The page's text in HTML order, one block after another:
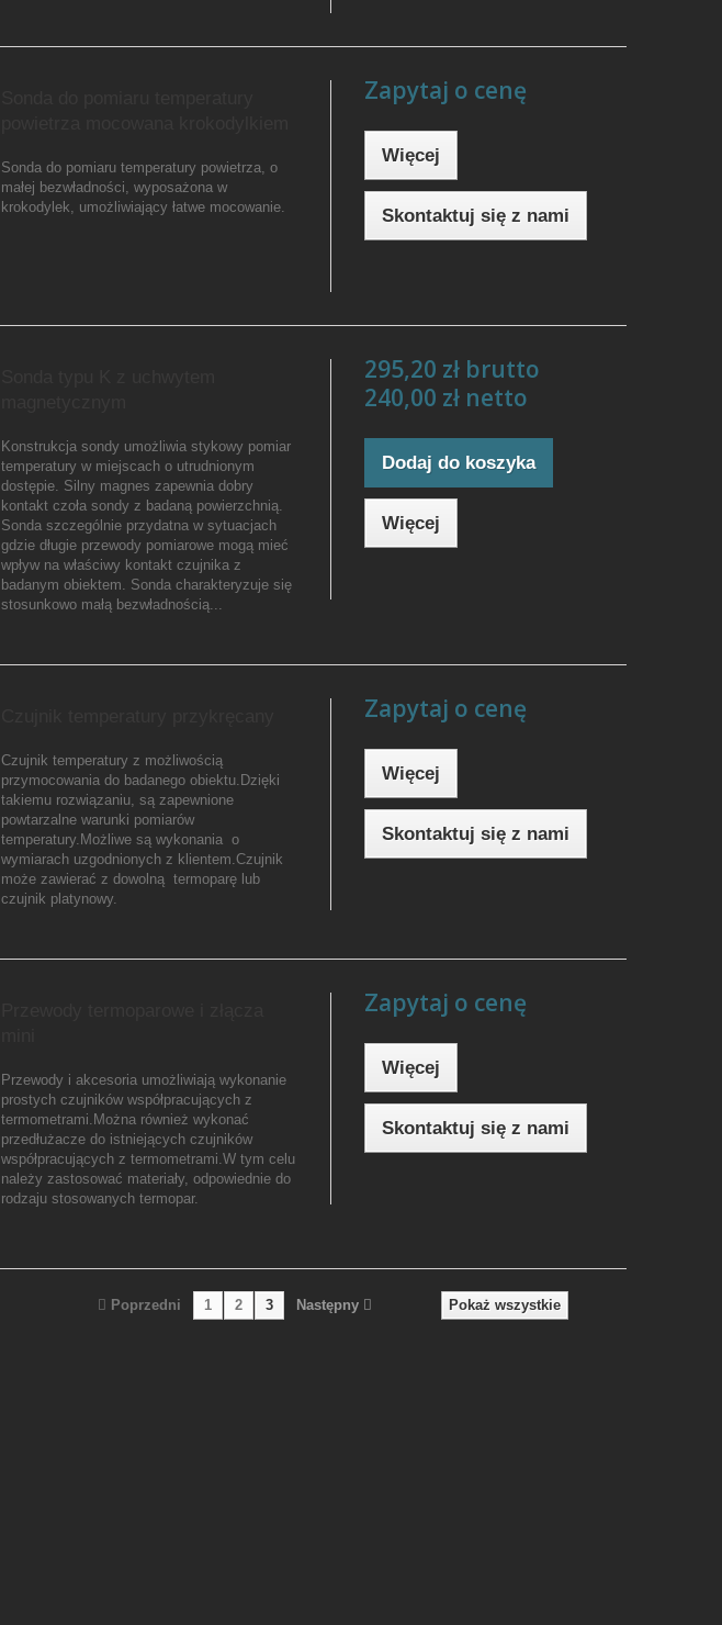
Sonda do pomiaru temperatury powietrza, o
małej bezwładności, wyposażona w
krokodylek, umożliwiający łatwe mocowanie.
Zapytaj o cenę
Więcej
Skontaktuj się z nami
Konstrukcja sondy umożliwia stykowy pomiar
temperatury w miejscach o utrudnionym
dostępie. Silny magnes zapewnia dobry
kontakt czoła sondy z badaną powierzchnią.
Sonda szczególnie przydatna w sytuacjach
gdzie długie przewody pomiarowe mogą mieć
wpływ na właściwy kontakt czujnika z
badanym obiektem. Sonda charakteryzuje się
stosunkowo małą bezwładnością...
295,20 zł brutto
240,00 zł netto
Dodaj do koszyka
Więcej
Czujnik temperatury z możliwością
przymocowania do badanego obiektu.Dzięki
takiemu rozwiązaniu, są zapewnione
powtarzalne warunki pomiarów
temperatury.Możliwe są wykonania o
wymiarach uzgodnionych z klientem.Czujnik
może zawierać z dowolną termoparę lub
czujnik platynowy.
Zapytaj o cenę
Więcej
Skontaktuj się z nami
Przewody i akcesoria umożliwiają wykonanie
prostych czujników współpracujących z
termometrami.Można również wykonać
przedłużacze do istniejących czujników
współpracujących z termometrami.W tym celu
należy zastosować materiały, odpowiednie do
rodzaju stosowanych termopar.
Zapytaj o cenę
Więcej
Skontaktuj się z nami
Pokaż wszystkie
Poprzedni 1 2 3 Następny